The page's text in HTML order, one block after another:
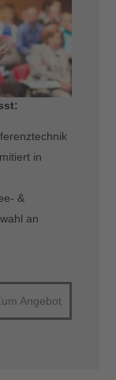
in
&
an
Angebot